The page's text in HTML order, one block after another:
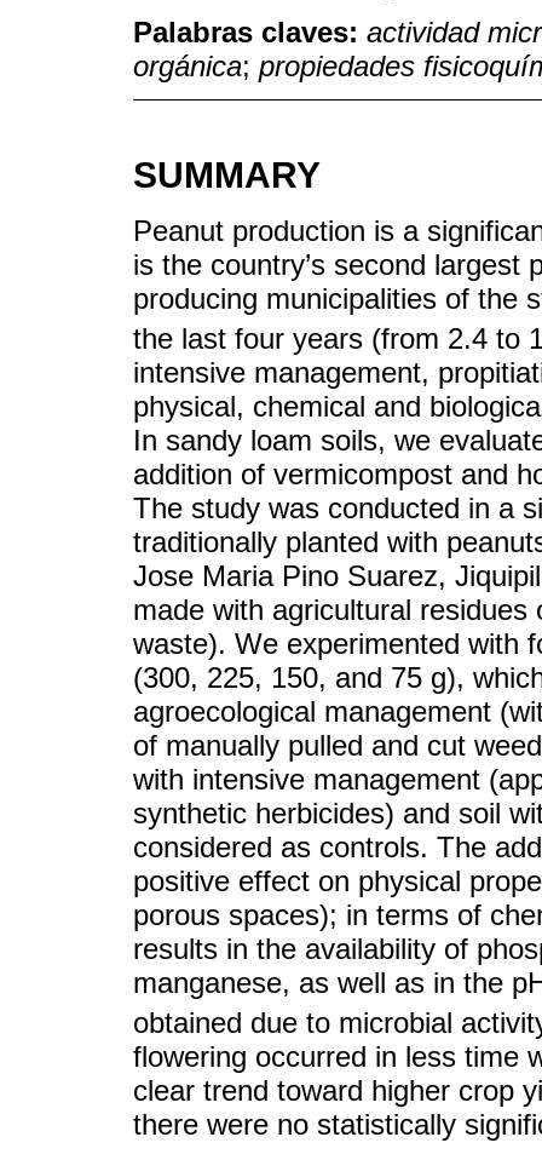
Palabras claves: actividad
orgánica; propiedades
SUMMARY
Peanut production is a
is the country’s second largest
producing municipalities of the
the last four years (from 2.4 to
intensive management,
physical, chemical and
In sandy loam soils, we
addition of vermicompost and
The study was conducted in a
traditionally planted with
Jose Maria Pino Suarez,
made with agricultural
waste). We experimented with
(300, 225, 150, and 75 g),
agroecological management
of manually pulled and cut
with intensive management
synthetic herbicides) and soil
considered as controls. The
positive effect on physical
porous spaces); in terms of
results in the availability of
manganese, as well as in the
obtained due to microbial
flowering occurred in less time
clear trend toward higher crop
there were no statistically